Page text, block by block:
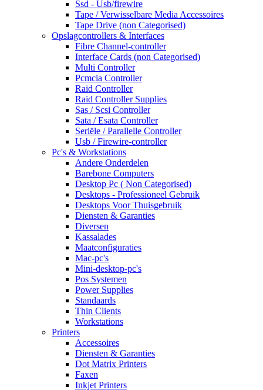
Ssd - Usb/firewire
Tape / Verwisselbare Media Accessoires
Tape Drive (non Categorised)
Opslagcontrollers & Interfaces
Fibre Channel-controller
Interface Cards (non Categorised)
Multi Controller
Pcmcia Controller
Raid Controller
Raid Controller Supplies
Sas / Scsi Controller
Sata / Esata Controller
Seriële / Parallelle Controller
Usb / Firewire-controller
Pc's & Workstations
Andere Onderdelen
Barebone Computers
Desktop Pc ( Non Categorised)
Desktops - Professioneel Gebruik
Desktops Voor Thuisgebruik
Diensten & Garanties
Diversen
Kassalades
Maatconfiguraties
Mac-pc's
Mini-desktop-pc's
Pos Systemen
Power Supplies
Standaards
Thin Clients
Workstations
Printers
Accessoires
Diensten & Garanties
Dot Matrix Printers
Faxen
Inkjet Printers